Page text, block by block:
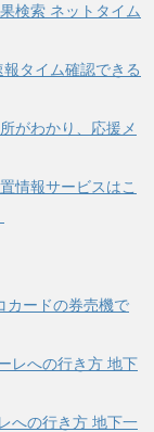
検索 ネットタイム
タイム確認できる
がわかり、応援メ
情報サービスはこ
カードの券売機で
レへの行き方 地下
への行き方 地下一